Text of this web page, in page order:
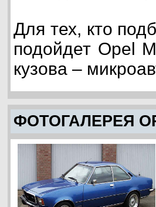
Для тех, кто
подойдет Opel
кузова –
ФОТОГАЛЕРЕЯ